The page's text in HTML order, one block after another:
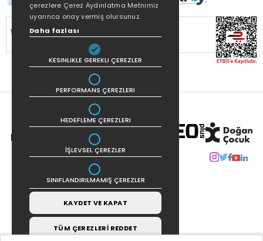
SİTEMİZ
KORUNMAKTADIR.
çerezlere Çerez Aydınlatma Metnimiz
uyarınca onay vermiş olursunuz.
Daha fazlası
KESINLIKLE GEREKLI ÇEREZLER
PERFORMANS ÇEREZLERI
HEDEFLEME ÇEREZLERI
İŞLEVSEL ÇEREZLER
SINIFLANDIRILMAMIŞ ÇEREZLER
KAYDET VE KAPAT
TÜM ÇEREZLERİ REDDET